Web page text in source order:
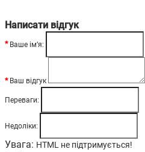
Написати відгук
Ваше ім’я:
Ваш відгук
Переваги:
Недоліки:
Увага: HTML не підтримується!